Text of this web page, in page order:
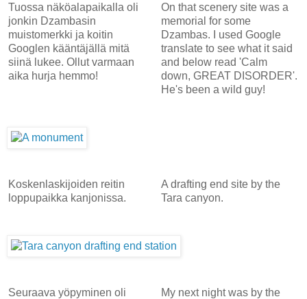
Tuossa näköalapaikalla oli
jonkin Dzambasin
muistomerkki ja koitin
Googlen kääntäjällä mitä
siinä lukee. Ollut varmaan
aika hurja hemmo!
On that scenery site was a
memorial for some
Dzambas. I used Google
translate to see what it said
and below read 'Calm
down, GREAT DISORDER'.
He's been a wild guy!
Koskenlaskijoiden reitin
loppupaikka kanjonissa.
A drafting end site by the
Tara canyon.
Seuraava yöpyminen oli
My next night was by the